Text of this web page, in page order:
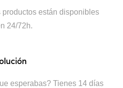
productos están disponibles
24/72h.
esperabas? Tienes 14 días